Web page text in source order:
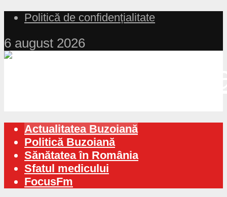
Politică de confidențialitate
6 august 2026
Actualitatea Buzoiană
Politică Buzoiană
Sănătatea în România
Sfatul medicului
FocusFm